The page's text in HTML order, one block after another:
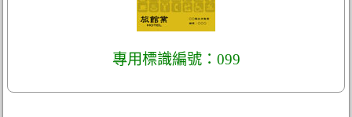
專用標識編號：099